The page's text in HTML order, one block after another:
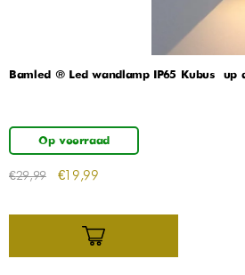
Bamled ® Led wandlamp IP65 Kubus –
Op voorraad
€29,99 €19,99